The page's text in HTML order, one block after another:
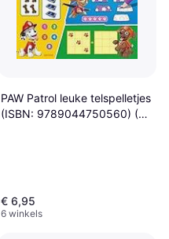
PAW Patrol leuke telspelletjes
(ISBN: 9789044750560) (E-
€ 6,95
6 winkels